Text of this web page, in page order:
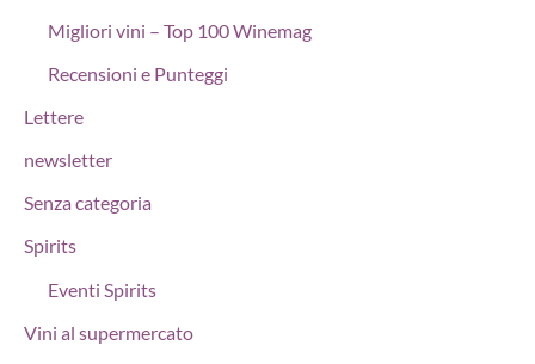
Migliori vini – Top 100 Winemag
Recensioni e Punteggi
Lettere
newsletter
Senza categoria
Spirits
Eventi Spirits
Vini al supermercato